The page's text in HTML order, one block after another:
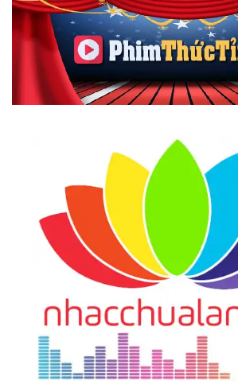
29.Bạn Không Phải Chỉ Là Thân
30. Cơ Thể Được Tạo Thành Từ
Như Thế Nào?
31. Tại Sao Chúng Ta Mắc Bệnh?
Ngôi Đền Của Tạo Hóa
Ăn Uống Như Thế Nào Để Có
Hướng Dẫn Tự Lập Kế Hoạch Ăn
34.
Hướng Dẫn Cách Tăng/ Giảm
Béo Dễ Dàng, An Toàn Và Hiệu Quả!
The Law Of One - Bản Chất
Gian - Tất Cả Sự Tồn Tại Đều Là
36. The Law Of One - Cái Chết Là
Thiên Đàng Và Địa Ngục
37.The Law Of One - Thế Giới Linh